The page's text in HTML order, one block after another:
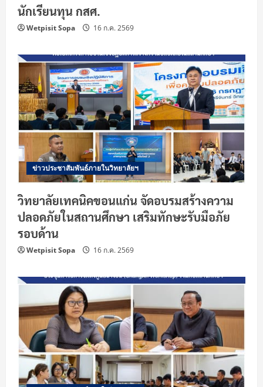
นักเรียนทุน กสศ.
Wetpisit Sopa 16 ก.ค. 2569
ข่าวประชาสัมพันธ์ภายในวิทยาลัยฯ
วิทยาลัยเทคนิคขอนแก่น จัดอบรมสร้างความ
ปลอดภัยในสถานศึกษา เสริมทักษะรับมือภัย
รอบด้าน
Wetpisit Sopa 16 ก.ค. 2569